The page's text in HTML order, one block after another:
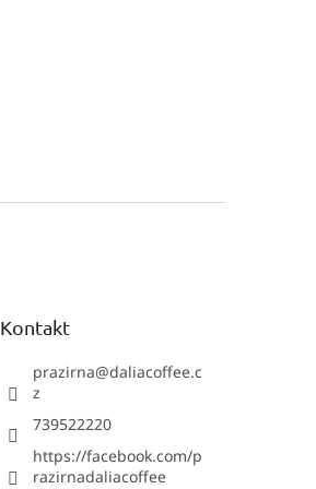
Kontakt
prazirna@daliacoffee.c
z
739522220
https://facebook.com/p
razirnadaliacoffee